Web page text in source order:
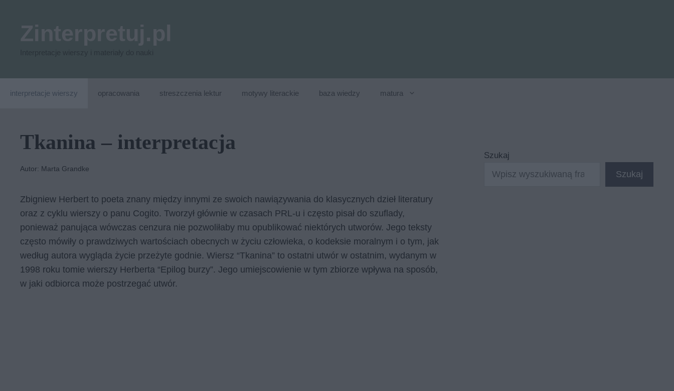
interpretacje wierszy opracowania streszczenia lektur motywy literackie baza wiedzy matura
Tkanina – interpretacja
Autor: Marta Grandke
Zbigniew Herbert to poeta znany między innymi ze swoich nawiązywania do klasycznych dzieł literatury
oraz z cyklu wierszy o panu Cogito. Tworzył głównie w czasach PRL-u i często pisał do szuflady,
ponieważ panująca wówczas cenzura nie pozwoliłaby mu opublikować niektórych utworów. Jego teksty
często mówiły o prawdziwych wartościach obecnych w życiu człowieka, o kodeksie moralnym i o tym, jak
według autora wygląda życie przeżyte godnie. Wiersz “Tkanina” to ostatni utwór w ostatnim, wydanym w
1998 roku tomie wierszy Herberta “Epilog burzy”. Jego umiejscowienie w tym zbiorze wpływa na sposób,
w jaki odbiorca może postrzegać utwór.
Szukaj
Szukaj